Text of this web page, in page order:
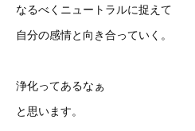
なるべくニュートラルに捉えて
自分の感情と向き合っていく。
浄化ってあるなぁ
と思います。